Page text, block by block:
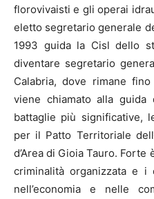
florovivaisti e gli operai
eletto segretario generale
1993 guida la Cisl dello
diventare segretario
Calabria, dove rimane
viene chiamato alla guida
battaglie più significative,
per il Patto Territoriale
d’Area di Gioia Tauro.
criminalità organizzata e i
nell’economia e nelle